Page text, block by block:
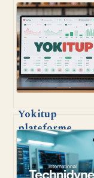
Yokitup
plateforme
innovante
gestion des
et achats